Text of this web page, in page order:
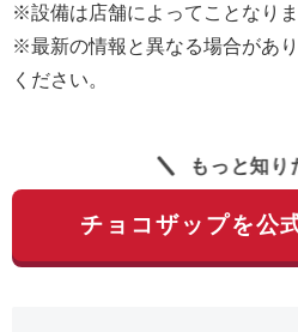
※設備は店舗によってことなりま
※最新の情報と異なる場合があ
ください。
もっと知り
チョコザップを公